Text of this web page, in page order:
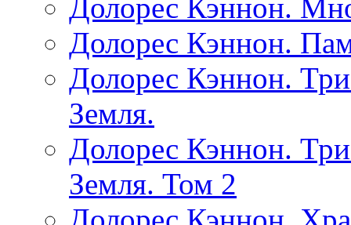
Долорес Кэннон.
Долорес Кэннон.
Долорес Кэннон.
Земля.
Долорес Кэннон.
Земля. Том 2